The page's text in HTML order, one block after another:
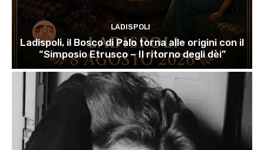
LADISPOLI
Ladispoli, il Bosco di Palo torna alle origini con il
“Simposio Etrusco – Il ritorno degli dèi”